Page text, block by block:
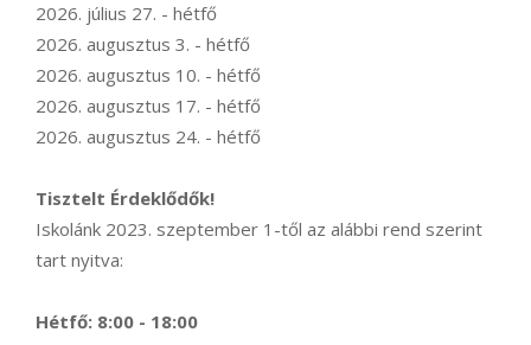
2026. július 27. - hétfő
2026. augusztus 3. - hétfő
2026. augusztus 10. - hétfő
2026. augusztus 17. - hétfő
2026. augusztus 24. - hétfő
Tisztelt Érdeklődők!
Iskolánk 2023. szeptember 1-től az alábbi rend szerint
tart nyitva:
Hétfő: 8:00 - 18:00